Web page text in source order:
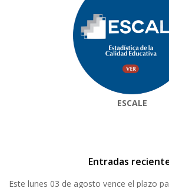
ESCALE
Entradas
Este lunes 03 de agosto vence el plazo